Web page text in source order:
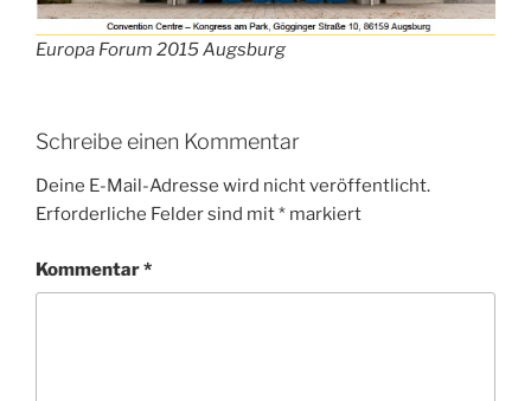
Europa Forum 2015 Augsburg
Schreibe einen Kommentar
Deine E-Mail-Adresse wird nicht veröffentlicht.
Erforderliche Felder sind mit* markiert
Kommentar*